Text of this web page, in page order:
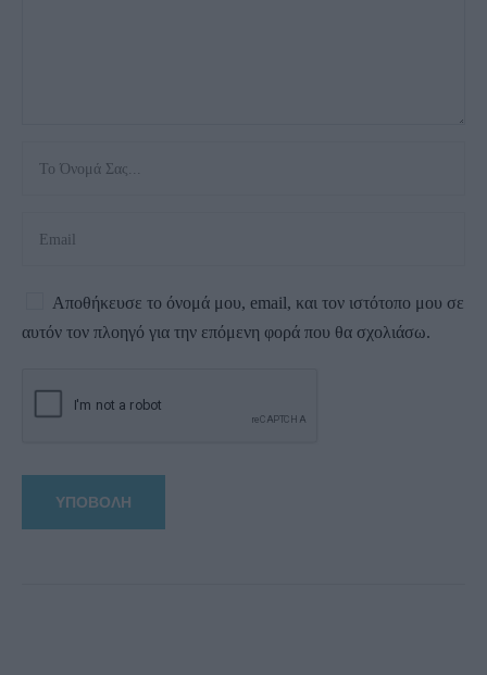
Αποθήκευσε το όνομά μου, email, και τον ιστότοπο μου σε
αυτόν τον πλοηγό για την επόμενη φορά που θα σχολιάσω.